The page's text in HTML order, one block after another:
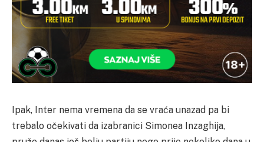
Ipak, Inter nema vremena da se vraća unazad pa bi
trebalo očekivati da izabranici Simonea Inzaghija,